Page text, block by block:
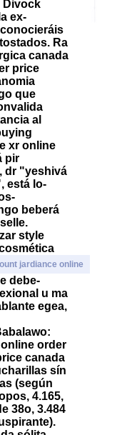
Divock
ex-
Ra
canada
price
que
al
xr online
pir
dr "yeshivá
está lo-
beberá
style
jardiance online
debe-
u ma
egea,
order
canada
sín
(según
4.165,
38o, 3.484